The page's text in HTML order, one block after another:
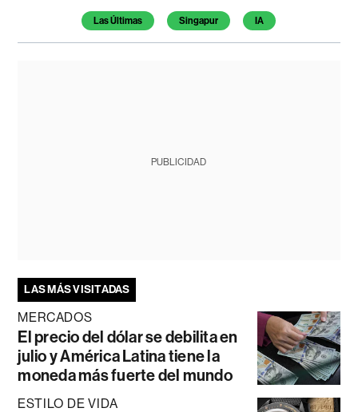
Las Últimas Singapur IA
PUBLICIDAD
LAS MÁS VISITADAS
MERCADOS
El precio del dólar se debilita en
julio y América Latina tiene la
moneda más fuerte del mundo
ESTILO DE VIDA